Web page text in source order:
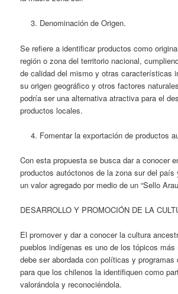
Denominación de Origen.
Se refiere a identificar productos como
región o zona del territorio nacional,
de calidad del mismo y otras características
su origen geográfico y otros factores
podría ser una alternativa atractiva para el
productos locales.
Fomentar la exportación de productos
Con esta propuesta se busca dar a conocer
productos autóctonos de la zona sur del país
un valor agregado por medio de un “Sello
DESARROLLO Y PROMOCIÓN DE LA
El promover y dar a conocer la cultura
pueblos indígenas es uno de los tópicos
debe ser abordada con políticas y programas
para que los chilenos la identifiquen como
valorándola y reconociéndola.